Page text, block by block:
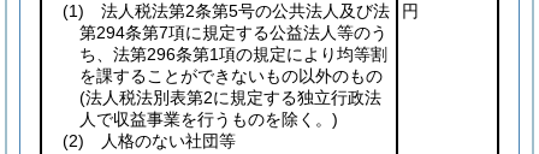
(1) 法人税法第2条第5号の公共法人及び法
第294条第7項に規定する公益法人等のう
ち、法第296条第1項の規定により均等割
を課することができないもの以外のもの
(法人税法別表第2に規定する独立行政法
人で収益事業を行うものを除く。)
(2) 人格のない社団等
円